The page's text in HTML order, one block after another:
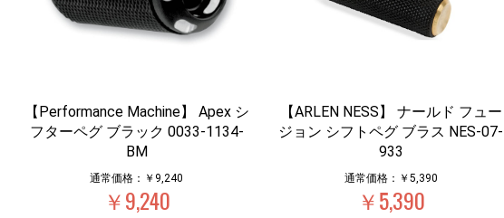
【Performance Machine】 Apex シ
フターペグ ブラック 0033-1134-
BM
通常価格：￥9,240
￥9,240
【ARLEN NESS】 ナールド フュー
ジョン シフトペグ ブラス NES-07-
933
通常価格：￥5,390
￥5,390